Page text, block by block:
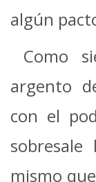
algún
Como
argento
con el
mismo